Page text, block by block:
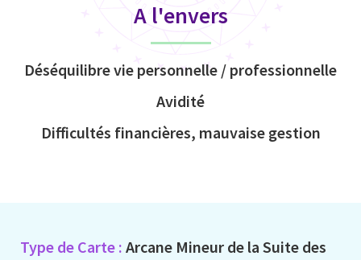
A l'envers
Déséquilibre vie personnelle / professionnelle
Avidité
Difficultés financières, mauvaise gestion
Type de Carte : Arcane Mineur de la Suite des